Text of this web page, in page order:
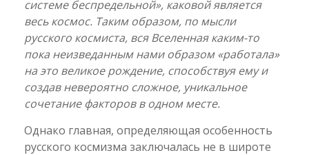
системе беспредельной», каковой является
весь космос. Таким образом, по мысли
русского космиста, вся Вселенная каким-то
пока неизведанным нами образом «работала»
на это великое рождение, способствуя ему и
создав невероятно сложное, уникальное
сочетание факторов в одном месте.
Однако главная, определяющая особенность
русского космизма заключалась не в широте